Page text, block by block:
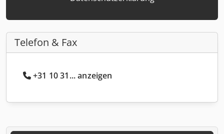
Telefon & Fax
+31 10 31... anzeigen